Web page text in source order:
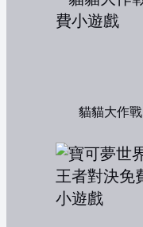
貓貓大作戰